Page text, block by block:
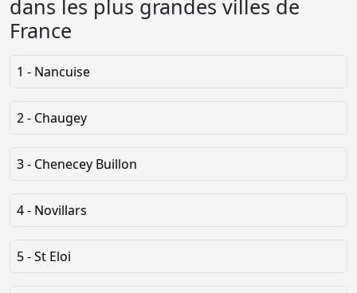
dans les plus grandes villes de
France
1 - Nancuise
2 - Chaugey
3 - Chenecey Buillon
4 - Novillars
5 - St Eloi